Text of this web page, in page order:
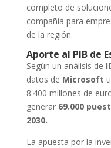
completo de
compañía para
de la región.
Aporte al PIB de
Según un análisis de
datos de Microsoft
8.400 millones de
generar 69.000
2030.
La apuesta por la